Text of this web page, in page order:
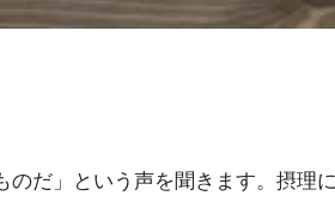
だ」という声を聞きます。摂理